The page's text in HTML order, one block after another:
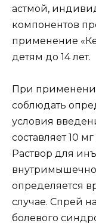
астмой,
компонентов
применение
детям до 14 лет.
При
соблюдать
условия
составляет 10
Раствор для
определяется
случае. Спрей
болевого